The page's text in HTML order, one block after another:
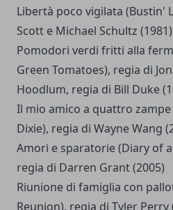
Libertà poco vigilata (Bustin'
Scott e Michael Schultz (1981)
Pomodori verdi fritti alla
Green Tomatoes), regia di
Hoodlum, regia di Bill Duke
Il mio amico a quattro zampe
Dixie), regia di Wayne Wang
Amori e sparatorie (Diary of
regia di Darren Grant (2005)
Riunione di famiglia con
Reunion), regia di Tyler Perry